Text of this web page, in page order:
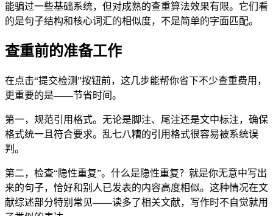
能骗过一些基础系统，但对成熟的查重算法效果有限。它们看
的是句子结构和核心词汇的相似度，不是简单的字面匹配。
查重前的准备工作
在点击“提交检测”按钮前，这几步能帮你省下不少查重费用，
更重要的是——节省时间。
第一，规范引用格式。无论是脚注、尾注还是文中标注，确保
格式统一且符合要求。乱七八糟的引用格式很容易被系统误
判。
第二，检查“隐性重复”。什么是隐性重复？就是你无意中写出
来的句子，恰好和别人已发表的内容高度相似。这种情况在文
献综述部分特别常见——读多了相关文献，写作时不自觉就用